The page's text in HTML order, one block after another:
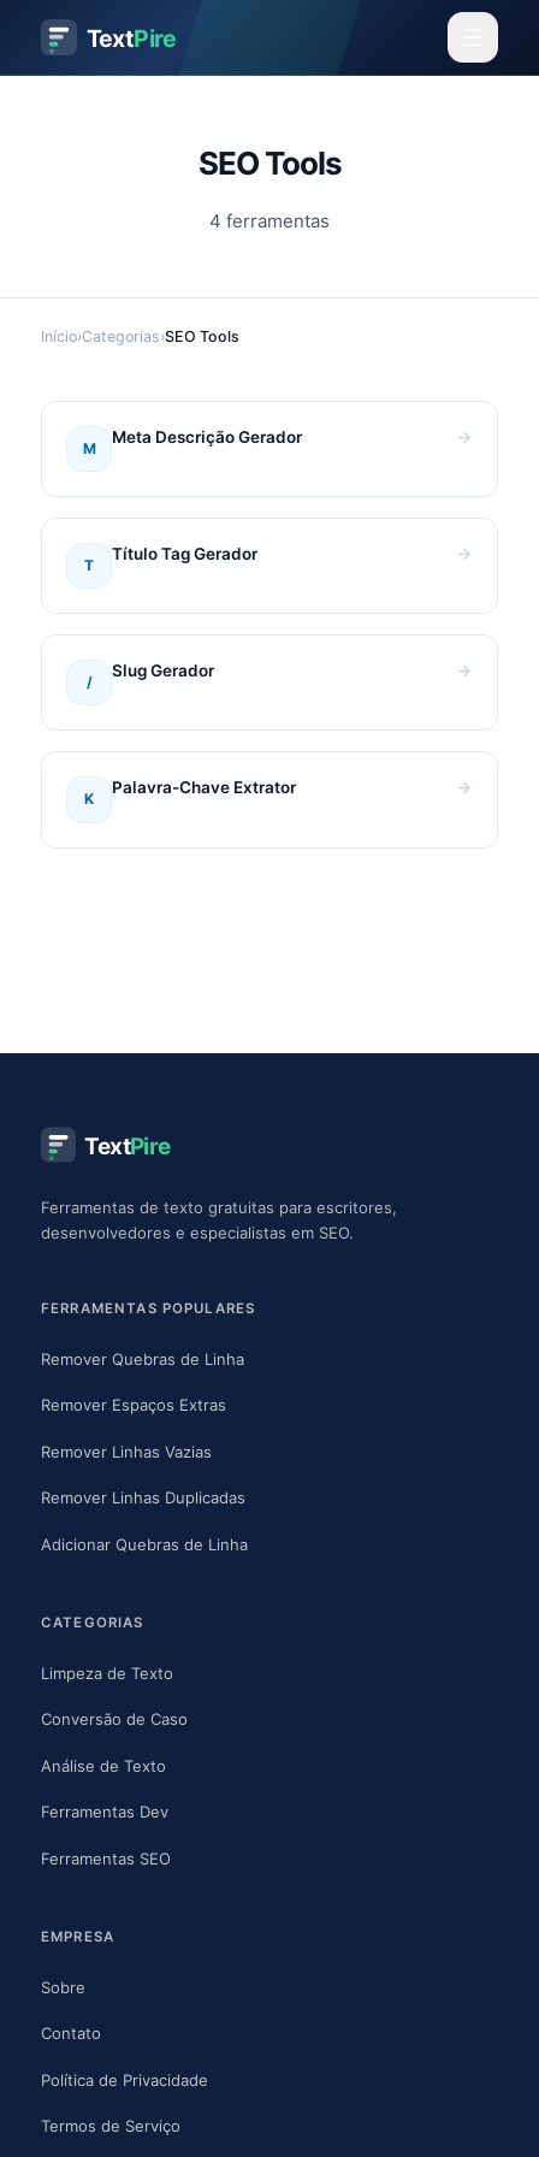
TextPire
SEO Tools
4 ferramentas
Início›Categorias›SEO Tools
M
Meta Descrição Gerador
T
Título Tag Gerador
/
Slug Gerador
K
Palavra-Chave Extrator
TextPire
Ferramentas de texto gratuitas para escritores,
desenvolvedores e especialistas em SEO.
FERRAMENTAS POPULARES
Remover Quebras de Linha
Remover Espaços Extras
Remover Linhas Vazias
Remover Linhas Duplicadas
Adicionar Quebras de Linha
CATEGORIAS
Limpeza de Texto
Conversão de Caso
Análise de Texto
Ferramentas Dev
Ferramentas SEO
EMPRESA
Sobre
Contato
Política de Privacidade
Termos de Serviço